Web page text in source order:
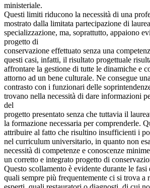
ministeriale.
Questi limiti riducono la necessità di una
mostrato dalla limitata partecipazione di
specializzazione, ma, soprattutto, appaiono
progetto di
conservazione effettuato senza una
questi casi, infatti, il risultato progettuale
affrontare la gestione di tutte le dinamiche e
attorno ad un bene culturale. Ne consegue
contrasto con i funzionari delle
trovano nella necessità di dare informazioni
del
progetto presentato senza che tuttavia il
la formazione necessaria per comprenderle.
attribuire al fatto che risultino insufficienti i
nel curriculum universitario, in quanto non
necessità di competenze e conoscenze
un corretto e integrato progetto di
Questo scollamento è evidente durante le
quali sempre più frequentemente ci si trova a